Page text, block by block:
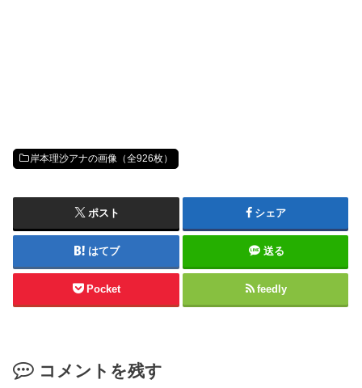
岸本理沙アナの画像（全926枚）
ポスト シェア
はてブ 送る
Pocket feedly
コメントを残す